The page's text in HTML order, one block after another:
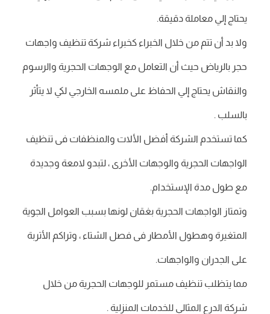
يحتاج إلي معاملة دقيقة.
ولا بد أن تتم من خلال الخبراء كخبراء شركة تنظيف واجهات
حجر بالرياض حيث أن التعامل مع الوجهات الحجرية والرسوم
والنقاش يحتاج إلي الحفاظ على ملمسه الخارجي لكي لا يتأثر
بالسلب .
كما تستخدم الشركة أفضل الألات والمنظفات فى تنظيف
الواجهات الحجرية والوجهات الأخرى ، لتبدو لامعة وجديدة
مع طول مدة الإستخدام.
وتمتاز الواجهات الحجرية بغقان لونها بسبب العوامل الجوية
المتغيرة وهطول الأمطار فى فصل الشتاء ، وتراكم الأتربة
على الجدران والواجهات.
مما يتظلب تنظيف مستمر للوجهات الحجرية من خلال
شركة الدرع المثالي للخدمات المنزلية .